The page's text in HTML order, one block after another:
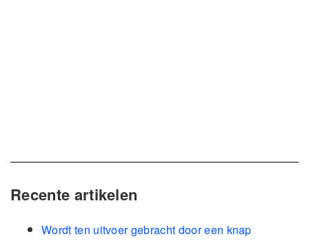
Recente artikelen
Wordt ten uitvoer gebracht door een knap